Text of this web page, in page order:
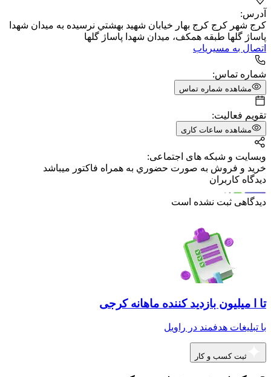
آدرس:
کرج شهر کرج كرج بهار خيابان شهيد بهشتي نرسيده به ميدان شهدا
پاساژ گلها طبقه همكف، ​ميدان شهدا پاساژ گلها
اتصال به مسیریاب
شماره تماس:
مشاهده شماره تماس
تقویم فعالیت:
مشاهده ساعات کاری
وبسایت و شبکه های اجتماعی:
خريد و فروش به صورت حضوري به همراه فاكتور ميباشد
دیدگاه کاربران
دیدگاهی ثبت نشده است
تا ا میلیون بازدید کننده ماهانه کرجی
با تبلیغات هدفمند در راویل
ثبت کسب و کار